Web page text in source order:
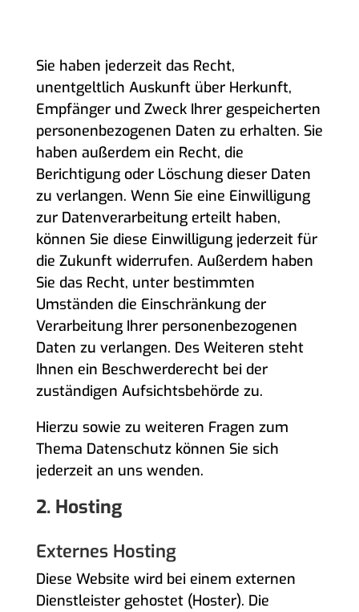
Sie haben jederzeit das Recht,
unentgeltlich Auskunft über Herkunft,
Empfänger und Zweck Ihrer gespeicherten
personenbezogenen Daten zu erhalten. Sie
haben außerdem ein Recht, die
Berichtigung oder Löschung dieser Daten
zu verlangen. Wenn Sie eine Einwilligung
zur Datenverarbeitung erteilt haben,
können Sie diese Einwilligung jederzeit für
die Zukunft widerrufen. Außerdem haben
Sie das Recht, unter bestimmten
Umständen die Einschränkung der
Verarbeitung Ihrer personenbezogenen
Daten zu verlangen. Des Weiteren steht
Ihnen ein Beschwerderecht bei der
zuständigen Aufsichtsbehörde zu.
Hierzu sowie zu weiteren Fragen zum
Thema Datenschutz können Sie sich
jederzeit an uns wenden.
2. Hosting
Externes Hosting
Diese Website wird bei einem externen
Dienstleister gehostet (Hoster). Die